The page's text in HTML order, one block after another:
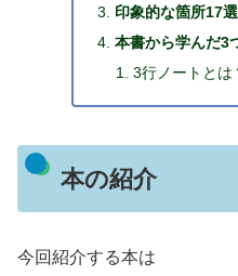
印象的な箇所17選
本書から学んだ3
3行ノートとは
本の紹介
今回紹介する本は